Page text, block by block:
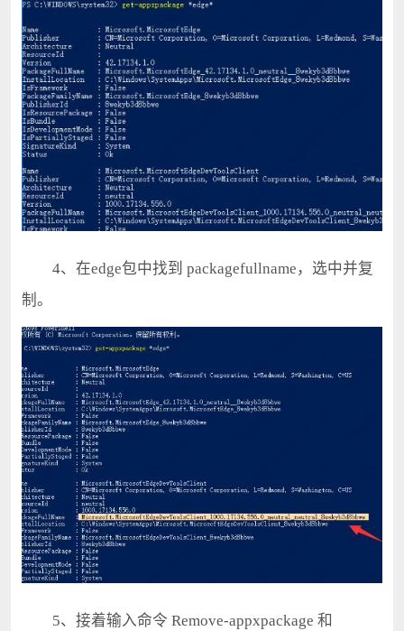
4、在edge包中找到 packagefullname，选中并复
制。
5、接着输入命令 Remove-appxpackage 和